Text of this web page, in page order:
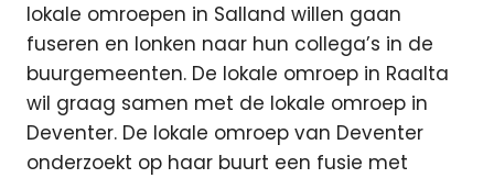
lokale omroepen in Salland willen gaan
fuseren en lonken naar hun collega’s in de
buurgemeenten. De lokale omroep in Raalta
wil graag samen met de lokale omroep in
Deventer. De lokale omroep van Deventer
onderzoekt op haar buurt een fusie met